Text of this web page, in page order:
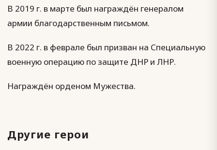
В 2019 г. в марте был награждён генералом
армии благодарственным письмом.
В 2022 г. в феврале был призван на Специальную
военную операцию по защите ДНР и ЛНР.
Награждён орденом Мужества.
Другие герои